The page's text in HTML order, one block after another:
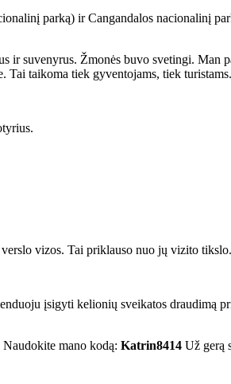
parką) ir Cangandalos nacionalinį
ir suvenyrus. Žmonės buvo svetingi. Man
Tai taikoma tiek gyventojams, tiek turistams.
vizos. Tai priklauso nuo jų vizito tikslo.
įsigyti kelionių sveikatos draudimą
mano kodą: Katrin8414 Už gerą